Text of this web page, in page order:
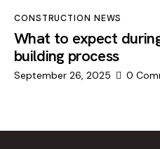
CONSTRUCTION NEWS
What to expect
building process
September 26, 2025 0